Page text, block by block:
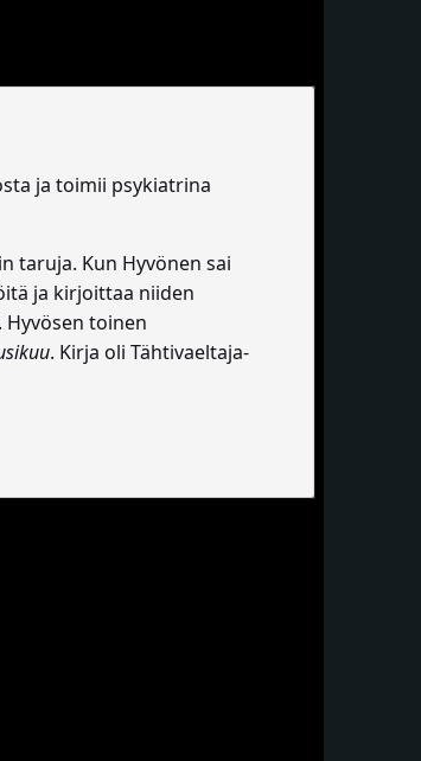
ja toimii psykiatrina
taruja. Kun Hyvönen sai
ja kirjoittaa niiden
Hyvösen toinen
. Kirja oli Tähtivaeltaja-